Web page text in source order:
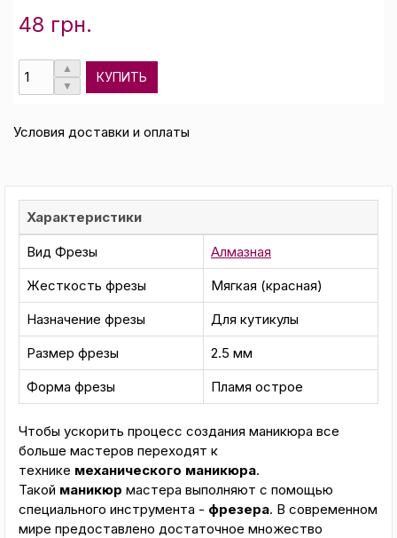
48 грн.
КУПИТЬ
Условия доставки и оплаты
Характеристики
Вид Фрезы
Алмазная
Жесткость фрезы
Мягкая (красная)
Назначение фрезы
Для кутикулы
Размер фрезы
2.5 мм
Форма фрезы
Пламя острое
Чтобы ускорить процесс создания маникюра все
больше мастеров переходят к
технике механического маникюра.
Такой маникюр мастера выполняют с помощью
специального инструмента - фрезера. В современном
мире предоставлено достаточное множество